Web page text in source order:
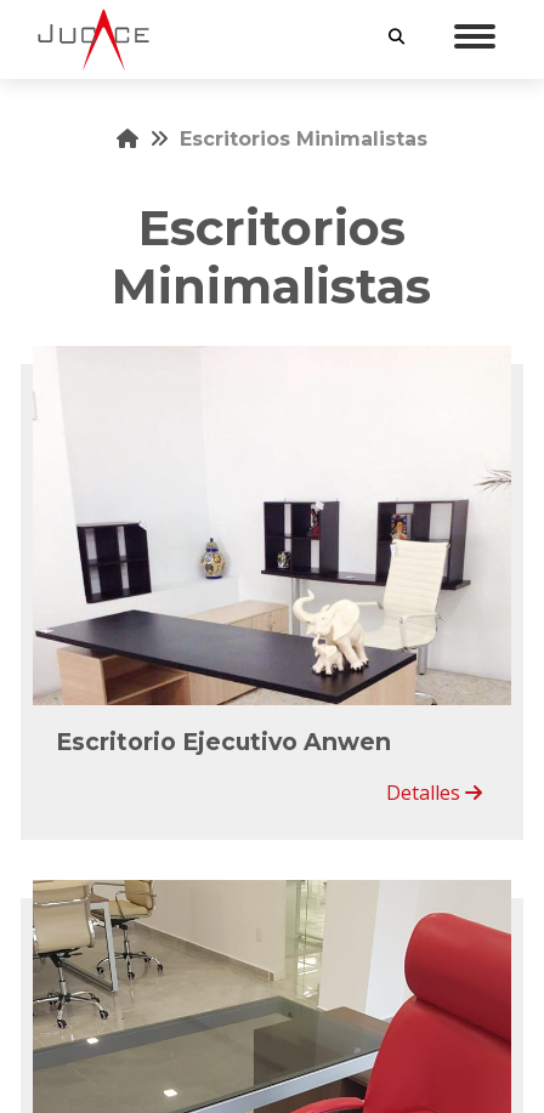
MUEBLES A LA MEDIDA
VENTAJAS
NOSOTROS
Escritorios Minimalistas
Escritorios
Minimalistas
Escritorio Ejecutivo Anwen
Detalles